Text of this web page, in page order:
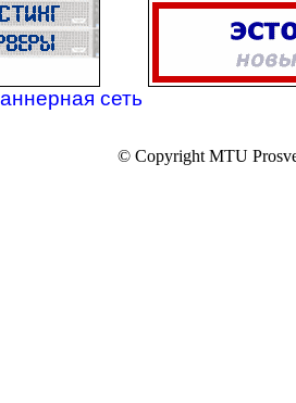
сеть
© Copyright MTU